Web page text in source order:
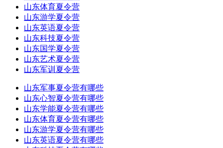
山东体育夏令营
山东游学夏令营
山东英语夏令营
山东科技夏令营
山东国学夏令营
山东艺术夏令营
山东军训夏令营
山东军事夏令营有哪些
山东心智夏令营有哪些
山东学能夏令营有哪些
山东体育夏令营有哪些
山东游学夏令营有哪些
山东英语夏令营有哪些